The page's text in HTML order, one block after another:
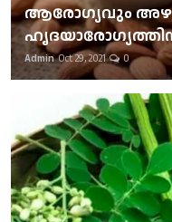
ആരോഗ്യവും
Admin Oct 29, 2021 0